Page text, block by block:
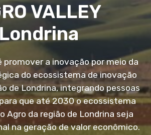
VALLEY
Londrina
promover a inovação por meio da
do ecossistema de inovação
de Londrina, integrando pessoas
que até 2030 o ecossistema
Agro da região de Londrina seja
na geração de valor econômico.